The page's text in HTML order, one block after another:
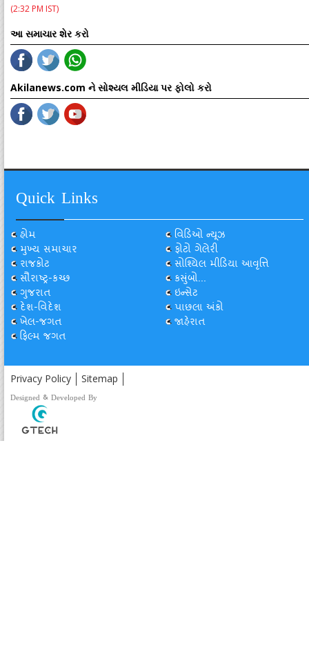
(2:32 PM IST)
આ સમાચાર શેર કરો
Akilanews.com ને સોશ્યલ મીડિયા પર ફોલો કરો
Quick Links
હોમ
મુખ્ય સમાચાર
રાજકોટ
સૌરાષ્ટ્ર-કચ્છ
ગુજરાત
દેશ-વિદેશ
ખેલ-જગત
ફિલ્મ જગત
વિડિઓ ન્યૂઝ
ફોટો ગેલેરી
સોશ્યિલ મીડિયા આવૃત્તિ
કસુંબો...
ઇન્સેટ
પાછલા અંકો
જાહેરાત
Privacy Policy Sitemap
Designed & Developed By